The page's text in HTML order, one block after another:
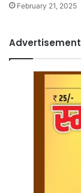
February 21, 2025
Advertisement